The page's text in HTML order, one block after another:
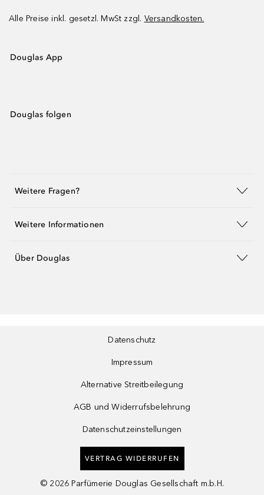
Alle Preise inkl. gesetzl. MwSt zzgl. Versandkosten.
Douglas App
Douglas folgen
Weitere Fragen?
Weitere Informationen
Über Douglas
Datenschutz
Impressum
Alternative Streitbeilegung
AGB und Widerrufsbelehrung
Datenschutzeinstellungen
VERTRAG WIDERRUFEN
© 2026 Parfümerie Douglas Gesellschaft m.b.H.